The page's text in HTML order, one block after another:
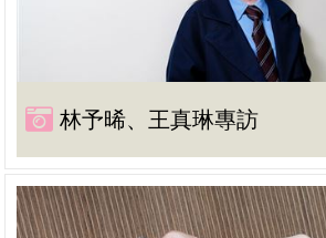
林予晞、王真琳專訪